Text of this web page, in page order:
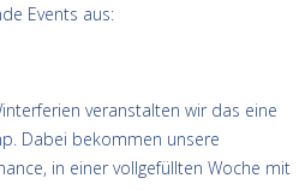
Events aus:
veranstalten wir das eine
Dabei bekommen unsere
in einer vollgefüllten Woche mit